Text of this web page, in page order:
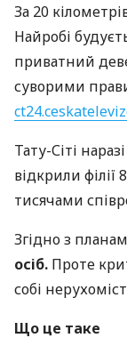
За 20
Найробі
приватний
суворими
Тату-Сіті
відкрили філії
тисячами
Згідно з
осіб. Проте
собі
Що це таке